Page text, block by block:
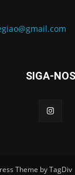
SIGA-NOS
Theme by TagDiv